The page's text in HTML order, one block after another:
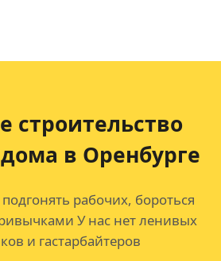
строительство
в Оренбурге
рабочих, бороться
У нас нет ленивых
и гастарбайтеров